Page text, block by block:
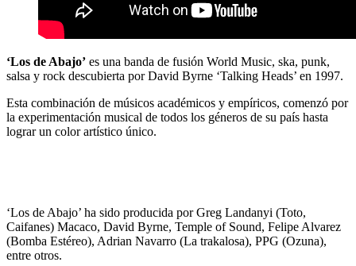
‘Los de Abajo’ es una banda de fusión World Music, ska, punk,
salsa y rock descubierta por David Byrne ‘Talking Heads’ en 1997.
Esta combinación de músicos académicos y empíricos, comenzó por
la experimentación musical de todos los géneros de su país hasta
lograr un color artístico único.
‘Los de Abajo’ ha sido producida por Greg Landanyi (Toto,
Caifanes) Macaco, David Byrne, Temple of Sound, Felipe Alvarez
(Bomba Estéreo), Adrian Navarro (La trakalosa), PPG (Ozuna),
entre otros.